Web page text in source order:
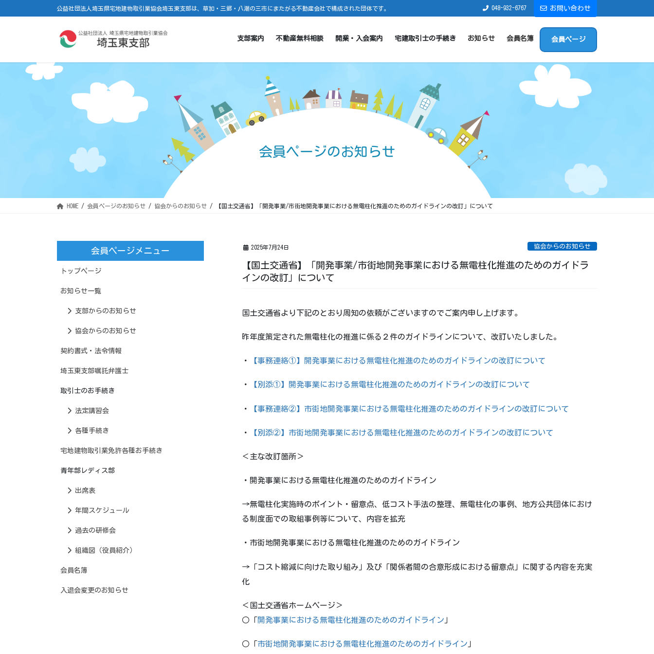
ン
に
ビ
ョ
公益社団法人埼玉県宅地建物取引業協会埼玉東支部は、草加・三郷・八潮の三市にまたがる不動産会社で構成された団体です。 048-932-6767 お問い合わせ
支部案内 不動産無料相談 開業・入会案内 宅建取引士の手続き お知らせ 会員名簿 会員ページ
会員ページのお知らせ
HOME 会員ページのお知らせ 協会からのお知らせ 【国土交通省】「開発事業/市街地開発事業における無電柱化推進のためのガイドラインの改訂」について
2025年7月24日 協会からのお知らせ
【国土交通省】「開発事業/市街地開発事業における無電柱化推進のためのガイドラ
インの改訂」について
国土交通省より下記のとおり周知の依頼がございますのでご案内申し上げます。
昨年度策定された無電柱化の推進に係る２件のガイドラインについて、改訂いたしました。
・ 【事務連絡①】開発事業における無電柱化推進のためのガイドラインの改訂について
・ 【別添①】開発事業における無電柱化推進のためのガイドラインの改訂について
・ 【事務連絡②】市街地開発事業における無電柱化推進のためのガイドラインの改訂について
・ 【別添②】市街地開発事業における無電柱化推進のためのガイドラインの改訂について
＜主な改訂箇所＞
・開発事業における無電柱化推進のためのガイドライン
→無電柱化実施時のポイント・留意点、低コスト手法の整理、無電柱化の事例、地方公共団体におけ
る制度面での取組事例等について、内容を拡充
・市街地開発事業における無電柱化推進のためのガイドライン
→「コスト縮減に向けた取り組み」及び「関係者間の合意形成における留意点」に関する内容を充実
化
＜国土交通省ホームページ＞
○「開発事業における無電柱化推進のためのガイドライン 」
○「市街地開発事業における無電柱化推進のためのガイドライン 」
会員ページメニュー
トップページ
お知らせ一覧
支部からのお知らせ
協会からのお知らせ
契約書式・法令情報
埼玉東支部嘱託弁護士
取引士のお手続き
法定講習会
各種手続き
宅地建物取引業免許各種お手続き
青年部レディス部
出席表
年間スケジュール
過去の研修会
組織図（役員紹介）
会員名簿
入退会変更のお知らせ